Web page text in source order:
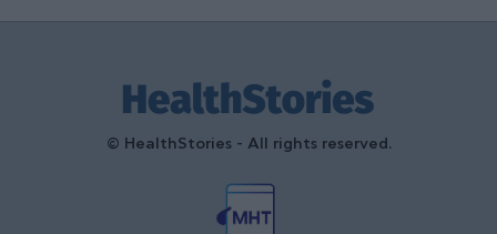
© HealthStories - All rights reserved.